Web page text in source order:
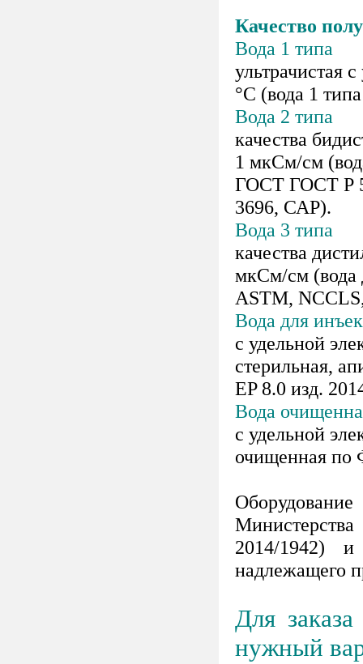
Качество
Вода 1 типа
ультрачистая
°С (вода 1
Вода 2 типа
качества
1 мкСм/см
ГОСТ ГОСТ Р
3696, САР).
Вода 3 типа
качества
мкСм/см (вода
ASTM,
Вода для
с удельной
стерильная,
EP 8.0 изд.
Вода
с удельной
очищенная по
2014/1942) и
надлежащего
Для
нужный